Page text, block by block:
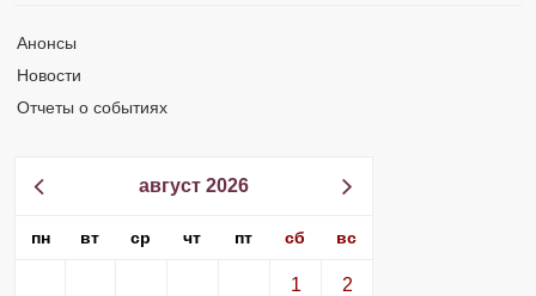
Анонсы
Новости
Отчеты о событиях
август 2026
пн вт ср чт пт сб вс
1 2